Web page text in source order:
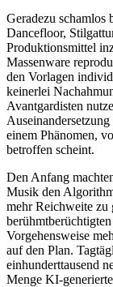
Geradezu
Dancefloor,
Produktionsmittel
Massenware
den Vorlagen
keinerlei
Avantgardisten
einem Phänomen,
betroffen scheint.
Den Anfang
Musik den
mehr Reichweite zu
Vorgehensweise
auf den Plan.
einhunderttausend
Menge KI-